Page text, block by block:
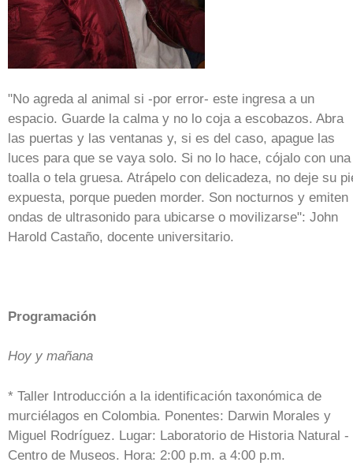
"No agreda al animal si -por error- este ingresa a un
espacio. Guarde la calma y no lo coja a escobazos. Abra
las puertas y las ventanas y, si es del caso, apague las
luces para que se vaya solo. Si no lo hace, cójalo con una
toalla o tela gruesa. Atrápelo con delicadeza, no deje su
expuesta, porque pueden morder. Son nocturnos y emiten
ondas de ultrasonido para ubicarse o movilizarse": John
Harold Castaño, docente universitario.
Programación
Hoy y mañana
* Taller Introducción a la identificación taxonómica de
murciélagos en Colombia. Ponentes: Darwin Morales y
Miguel Rodríguez. Lugar: Laboratorio de Historia Natural -
Centro de Museos. Hora: 2:00 p.m. a 4:00 p.m.